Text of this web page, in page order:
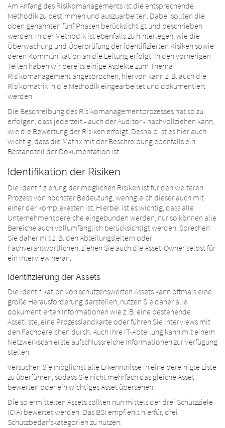
Am Anfang des Risikomanagements ist die entsprechende
Methodik zu bestimmen und auszuarbeiten. Dabei sollten die
oben genannten fünf Phasen berücksichtigt und beschrieben
werden. In der Methodik ist ebenfalls zu hinterlegen, wie die
Überwachung und Überprüfung der identifizierten Risiken sowie
deren Kommunikation an die Leitung erfolgt. In den vorherigen
Teilen haben wir bereits einige Aspekte zum Thema
Risikomanagement angesprochen, hiervon kann z. B. auch die
Risikomatrix in die Methodik eingearbeitet und dokumentiert
werden.
Die Beschreibung des Risikomanagementprozesses hat so zu
erfolgen, dass jederzeit - auch der Auditor - nachvollziehen kann,
wie die Bewertung der Risiken erfolgt. Deshalb ist es hier auch
wichtig, dass die Matrix mit der Beschreibung ebenfalls ein
Bestandteil der Dokumentation ist.
Identifikation der Risiken
Die Identifizierung der möglichen Risiken ist für den weiteren
Prozess von höchster Bedeutung, wenngleich dieser auch mit
einer der komplexesten ist. Hierbei ist es wichtig, dass alle
Unternehmensbereiche eingebunden werden, nur so können alle
Bereiche auch vollumfänglich berücksichtigt werden. Sprechen
Sie daher mit z. B. den Abteilungsleitern oder
Fachverantwortlichen, ziehen Sie auch die Asset-Owner selbst für
ein Interview heran.
Identifizierung der Assets
Die Identifikation von schützenswerten Assets kann oftmals eine
große Herausforderung darstellen, nutzen Sie daher alle
dokumentierten Informationen wie z. B. eine bestehende
Assetliste, eine Prozesslandkarte oder führen Sie Interviews mit
den Fachbereichen durch. Auch Ihre IT-Abteilung kann mit einem
Netzwerkscan erste aufschlussreiche Informationen zur Verfügung
stellen.
Versuchen Sie möglichst alle Erkenntnisse in eine bereinigte Liste
zu überführen, sodass Sie nicht mehrfach das gleiche Asset
bewerten oder ein wichtiges Asset übersehen.
Die so ermittelten Assets sollten nun mittels der drei Schutzziele
(CIA) bewertet werden. Das BSI empfiehlt hierfür, drei
Schutzbedarfskategorien zu nutzen: